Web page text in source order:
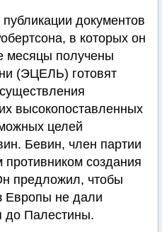
документов
в которых он
месяцы получены
(ЭЦЕЛЬ) готовят
высокопоставленных
целей
Бевин, член партии
создания
предложил, чтобы
Европы не дали
до Палестины.